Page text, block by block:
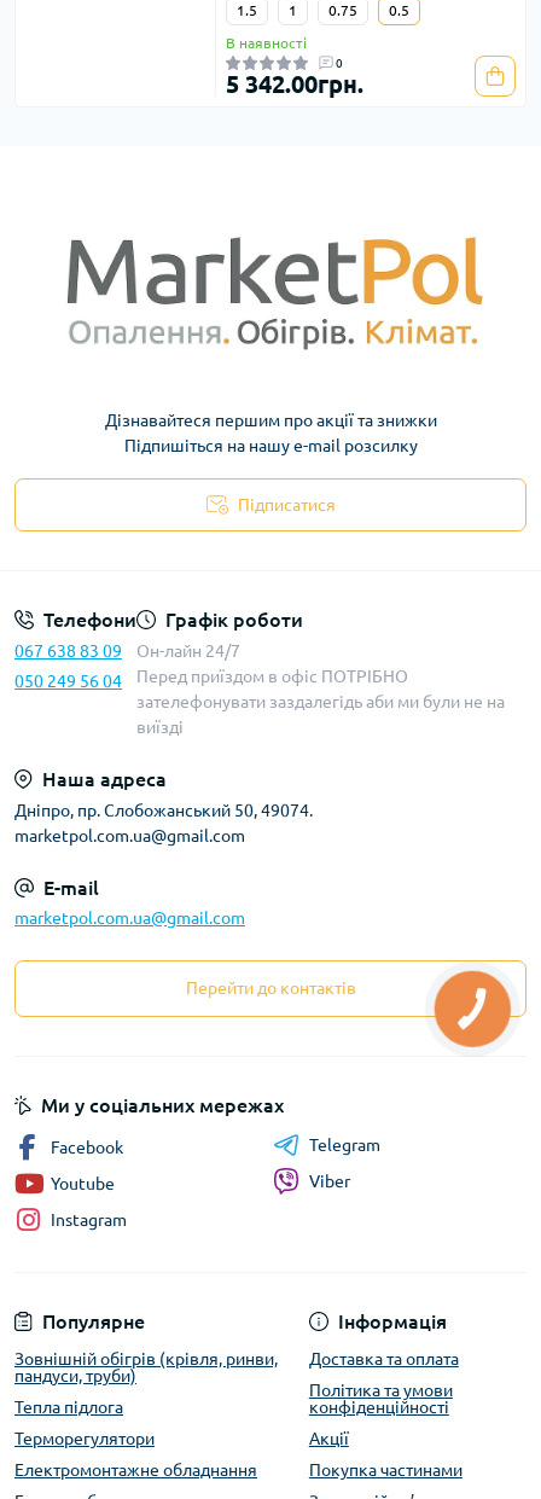
1.5 1 0.75 0.5
В наявності
0
5 342.00грн.
Дізнавайтеся першим про акції та знижки
Підпишіться на нашу e-mail розсилку
Підписатися
Телефони
067 638 83 09
050 249 56 04
Графік роботи
Он-лайн 24/7
Перед приїздом в офіс ПОТРІБНО
зателефонувати заздалегідь аби ми були не на
виїзді
Наша адреса
Дніпро, пр. Слобожанський 50, 49074.
marketpol.com.ua@gmail.com
E-mail
marketpol.com.ua@gmail.com
Перейти до контактів
Популярне
Зовнішній обігрів (крівля, ринви,
пандуси, труби)
Тепла підлога
Терморегулятори
Електромонтажне обладнання
Інформація
Доставка та оплата
Політика та умови
конфіденційності
Акції
Покупка частинами
Ми у соціальних мережах
Facebook
Youtube
Instagram
Telegram
Viber